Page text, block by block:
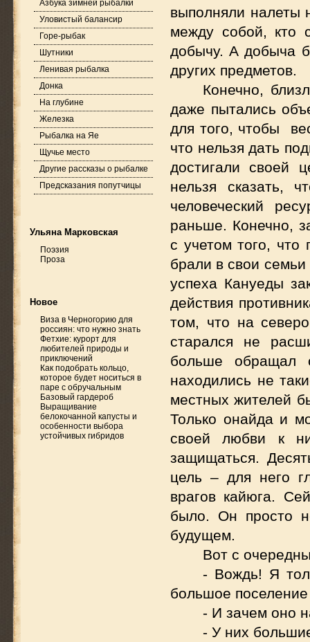
Азбука зимней рыбалки
Уловистый балансир
Горе-рыбак
Шутники
Ленивая рыбалка
Донка
На глубине
Железка
Рыбалка на Яе
Щучье место
Другие рассказы о рыбалке
Предсказания попутчицы
Ульяна Марковская
Поэзия
Проза
Новое
Виза в Черногорию для
россиян: что нужно знать
Фетхие: курорт для
любителей природы и
приключений
Как подобрать кольцо,
которое будет носиться в
паре с обручальным
Базовый гардероб
Выращивание
белокочанной капусты и
особенности выбора
устойчивых гибридов
выполняли налеты
между собой, кто
добычу. А добыча
других предметов.
Конечно,
даже пытались
для того, чтобы
что нельзя дать
достигали своей
нельзя сказать,
человеческий
раньше. Конечно,
с учетом того, что
брали в свои
успеха Кануеды
действия
том, что на
старался не
больше обращал
находились не
местных жителей
Только онайда и
своей любви к
защищаться.
цель – для него
врагов кайюга.
было. Он просто
будущем.
Вот с
- Вождь! Я
большое
- И зачем оно
- У них